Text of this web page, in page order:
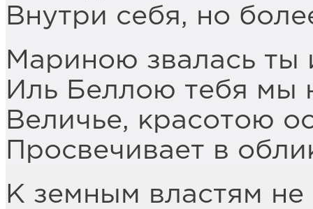
Внутри себя, но
Мариною звалась
Иль Беллою тебя мы
Величье, красотою
Просвечивает в
К земным властям не